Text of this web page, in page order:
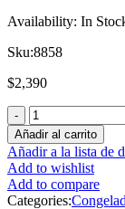
Availability: In
Sku:8858
$2,390
Añadir al carrito
Añadir a la lista de
Add to wishlist
Add to compare
Categories: